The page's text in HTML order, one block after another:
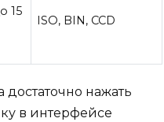
15
ISO, BIN, CCD
нажать
в интерфейсе